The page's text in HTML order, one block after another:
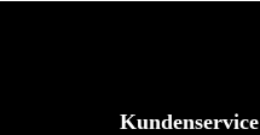
Kundenservice